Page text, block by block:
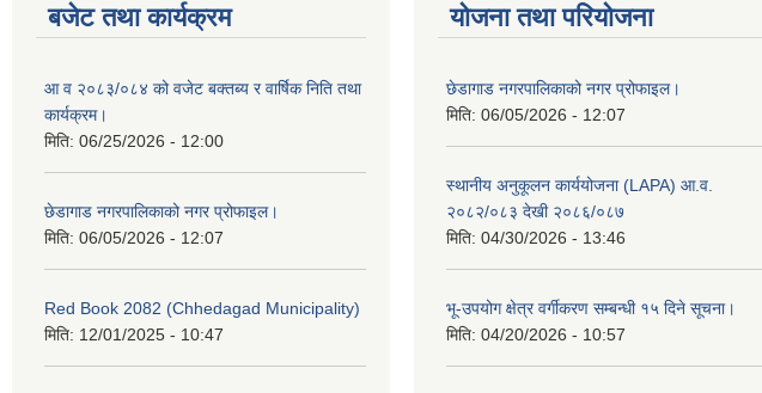
बजेट तथा कार्यक्रम
आ व २०८३/०८४ को वजेट बक्तब्य र वार्षिक निति तथा
कार्यक्रम।
मिति: 06/25/2026 - 12:00
छेडागाड नगरपालिकाको नगर प्रोफाइल।
मिति: 06/05/2026 - 12:07
Red Book 2082 (Chhedagad Municipality)
मिति: 12/01/2025 - 10:47
योजना तथा परियोजना
छेडागाड नगरपालिकाको नगर प्रोफाइल।
मिति: 06/05/2026 - 12:07
स्थानीय अनुकूलन कार्ययोजना (LAPA) आ.व.
२०८२/०८३ देखी २०८६/०८७
मिति: 04/30/2026 - 13:46
भू-उपयोग क्षेत्र वर्गीकरण सम्बन्धी १५ दिने सूचना।
मिति: 04/20/2026 - 10:57